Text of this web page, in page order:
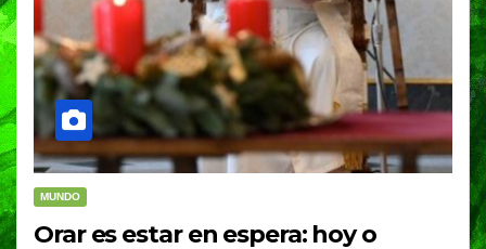
MUNDO
Orar es estar en espera: hoy o